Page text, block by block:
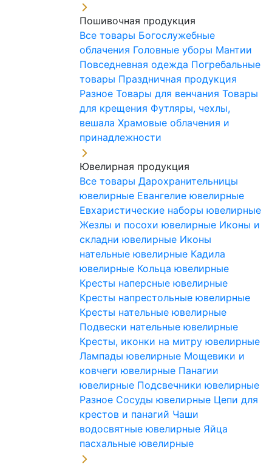
Пошивочная продукция
Все товары Богослужебные
облачения Головные уборы Мантии
Повседневная одежда Погребальные
товары Праздничная продукция
Разное Товары для венчания Товары
для крещения Футляры, чехлы,
вешала Храмовые облачения и
принадлежности
Ювелирная продукция
Все товары Дарохранительницы
ювелирные Евангелие ювелирные
Евхаристические наборы ювелирные
Жезлы и посохи ювелирные Иконы и
складни ювелирные Иконы
нательные ювелирные Кадила
ювелирные Кольца ювелирные
Кресты наперсные ювелирные
Кресты напрестольные ювелирные
Кресты нательные ювелирные
Подвески нательные ювелирные
Кресты, иконки на митру ювелирные
Лампады ювелирные Мощевики и
ковчеги ювелирные Панагии
ювелирные Подсвечники ювелирные
Разное Сосуды ювелирные Цепи для
крестов и панагий Чаши
водосвятные ювелирные Яйца
пасхальные ювелирные